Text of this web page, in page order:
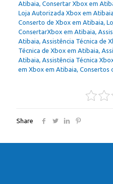
Atibaia, Consertar Xbox em
Loja Autorizada Xbox em
Conserto de Xbox em Atibaia,
ConsertarXbox em Atibaia,
Atibaia, Assistência Técnica de
Técnica de Xbox em Atibaia,
Atibaia, Assistência Técnica
em Xbox em Atibaia, Consertos
Share